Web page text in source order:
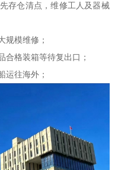
仓清点，维修工人及器械
模维修；
格装箱等待复出口；
往海外；